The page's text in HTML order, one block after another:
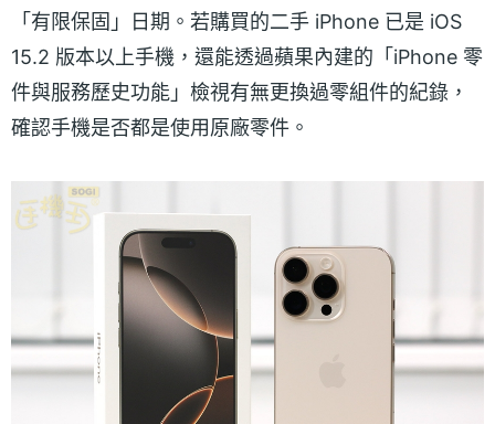
「有限保固」日期。若購買的二手 iPhone 已是 iOS
15.2 版本以上手機，還能透過蘋果內建的「iPhone 零
件與服務歷史功能」檢視有無更換過零組件的紀錄，
確認手機是否都是使用原廠零件。